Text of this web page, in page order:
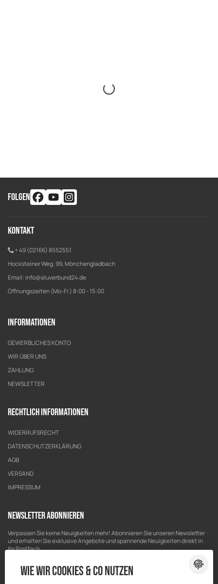
FOLGEN
Kontakt
+ 49 (02166) 8552551
Hocksteiner Weg. 99, Mönchengladbach
Email: info@aluverbund24.de
Öffnungszeiten (Mo-Fr.) 8:00 - 15:00
Informationen
GEWERBLICHES KONTO
WIR ÜBER UNS
ZAHLUNG
NEWSLETTER
Rechtlich Informationen
WIDERRUFSRECHT
DATENSCHUTZERKLÄRUNG
AGB
VERSAND
IMPRESSUM
Newsletter Abonnieren
Verpassen Sie keine Neuigkeiten mehr! Abonnieren Sie unseren Newsletter
und erhalten Sie exklusive Angebote und spannende Neuigkeiten direkt in
Ihr Postfach.
regelmäßig
und jederzeit widerruflich Informationen zu Ihrem Produktsortiment per E-
Mail zu.Wie wir Cookies & Co nutzen